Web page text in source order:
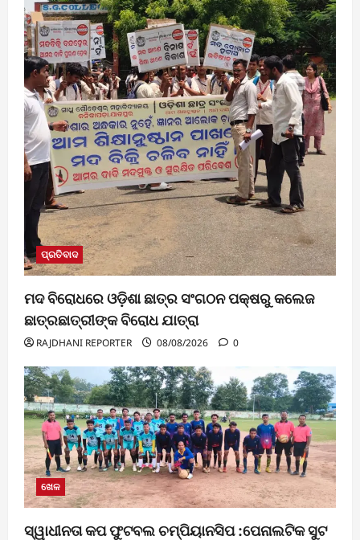
ପ୍ରତିବାଦ
ମଦ ବିରୋଧରେ ଓଡ଼ିଶା ଛାତ୍ର ସଂଗଠନ ପକ୍ଷରୁ କଲେଜ
ଛାତ୍ରଛାତ୍ରୀଙ୍କ ବିରୋଧ ଯାତ୍ରା
RAJDHANI REPORTER 08/08/2026 0
ଖେଳ
ସ୍ୱାଧୀନତା କପ ଫୁଟବଲ ଚମ୍ପିୟାନସିପ :ପେନାଲଟିକ ସୁଟ